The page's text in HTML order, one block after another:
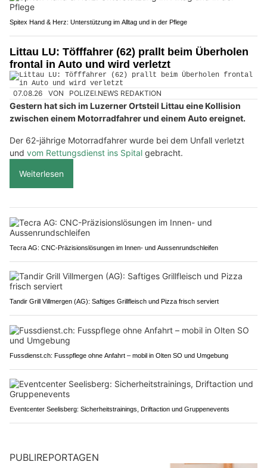
Spitex Hand & Herz: Unterstützung im Alltag und in der Pflege
Littau LU: Töfffahrer (62) prallt beim Überholen
frontal in Auto und wird verletzt
07.08.26 VON POLIZEI.NEWS REDAKTION
Gestern hat sich im Luzerner Ortsteil Littau eine Kollision
zwischen einem Motorradfahrer und einem Auto ereignet.
Der 62-jährige Motorradfahrer wurde bei dem Unfall verletzt
und vom Rettungsdienst ins Spital gebracht.
Weiterlesen
Tecra AG: CNC-Präzisionslösungen im Innen- und Aussenrundschleifen
Tandir Grill Villmergen (AG): Saftiges Grillfleisch und Pizza frisch serviert
Fussdienst.ch: Fusspflege ohne Anfahrt – mobil in Olten SO und Umgebung
Eventcenter Seelisberg: Sicherheitstrainings, Driftaction und Gruppenevents
PUBLIREPORTAGEN